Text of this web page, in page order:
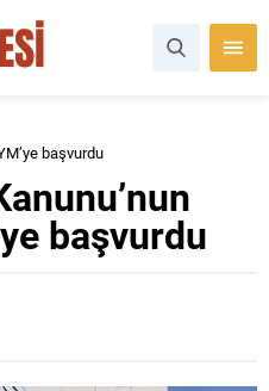
başvurdu
başvurdu